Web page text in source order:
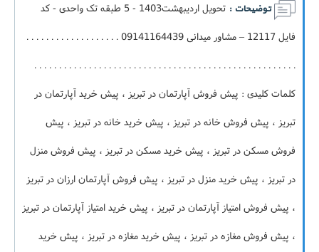
توضیحات :
تحویل اردیبهشت1403 - 5 طبقه تک واحدی - کد
فایل 12117 – مشاور میدانی 09141164439 . . . . . . . . . . . . . . . . . . .
. . . . . . . . . . . . . . . . . . . . . . . . . . . . . . . . . . . . . . . . . . . . . . . . . . . . .
کلمات کلیدی : پیش فروش آپارتمان در تبریز ، پیش خرید آپارتمان در
تبریز ، پیش فروش خانه در تبریز ، پیش خرید خانه در تبریز ، پیش
فروش مسکن در تبریز ، پیش خرید مسکن در تبریز ، پیش فروش منزل
در تبریز ، پیش خرید منزل در تبریز ، پیش فروش آپارتمان ارزان در تبریز
، پیش فروش امتیاز آپارتمان در تبریز ، پیش خرید امتیاز آپارتمان در تبریز
، پیش فروش مغازه در تبریز ، پیش خرید مغازه در تبریز ، پیش خرید